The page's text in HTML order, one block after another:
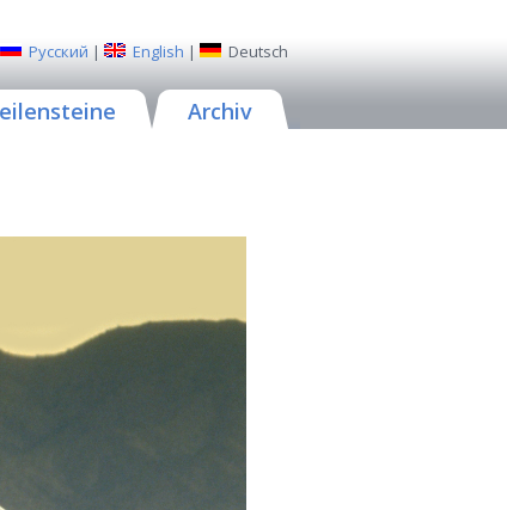
Русский | English | Deutsch
Archiv